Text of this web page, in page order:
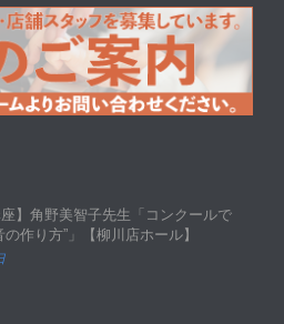
座】角野美智子先生「コンクールで
の作り方”」【柳川店ホール】